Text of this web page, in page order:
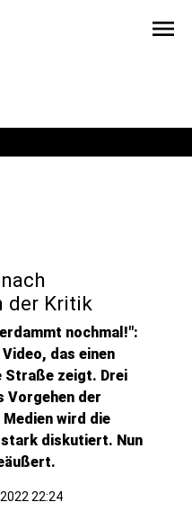
menu
der Kritik
nochmal!":
das einen
Straße zeigt. Drei
Vorgehen der
wird die
diskutiert. Nun
22:24